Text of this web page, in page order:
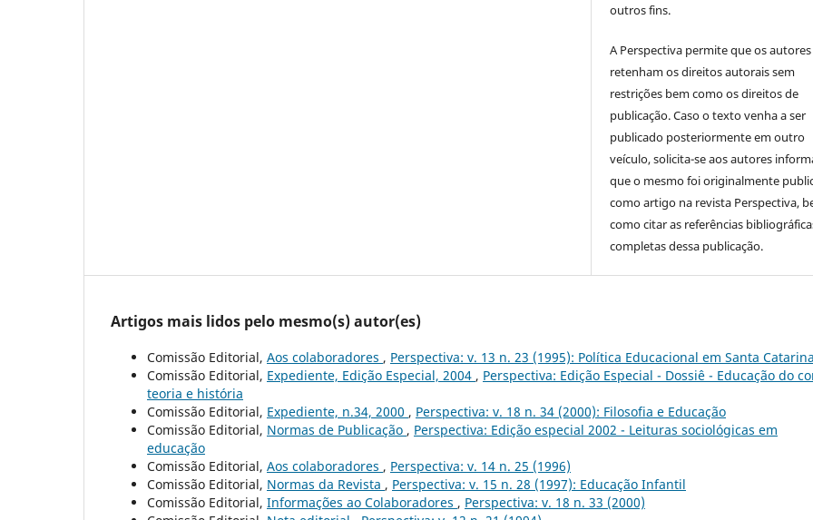
outros fins.
A Perspectiva permite que os autores
retenham os direitos autorais sem
restrições bem como os direitos de
publicação. Caso o texto venha a ser
publicado posteriormente em outro
veículo, solicita-se aos autores
que o mesmo foi originalmente
como artigo na revista Perspectiva,
como citar as referências
completas dessa publicação.
Artigos mais lidos pelo mesmo(s) autor(es)
Comissão Editorial, Aos colaboradores , Perspectiva: v. 13 n. 23 (1995): Política Educacional em Santa Catarina
Comissão Editorial, Expediente, Edição Especial, 2004 , Perspectiva: Edição Especial - Dossiê - Educação do
teoria e história
Comissão Editorial, Expediente, n.34, 2000 , Perspectiva: v. 18 n. 34 (2000): Filosofia e Educação
Comissão Editorial, Normas de Publicação , Perspectiva: Edição especial 2002 - Leituras sociológicas em
educação
Comissão Editorial, Aos colaboradores , Perspectiva: v. 14 n. 25 (1996)
Comissão Editorial, Normas da Revista , Perspectiva: v. 15 n. 28 (1997): Educação Infantil
Comissão Editorial, Informações ao Colaboradores , Perspectiva: v. 18 n. 33 (2000)